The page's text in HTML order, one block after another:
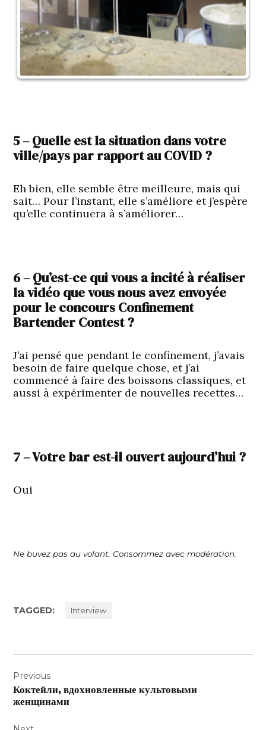
5 – Quelle est la situation dans votre
ville/pays par rapport au COVID ?
Eh bien, elle semble être meilleure, mais qui
sait… Pour l’instant, elle s’améliore et j’espère
qu’elle continuera à s’améliorer…
6 – Qu’est-ce qui vous a incité à réaliser
la vidéo que vous nous avez envoyée
pour le concours Confinement
Bartender Contest ?
J’ai pensé que pendant le confinement, j’avais
besoin de faire quelque chose, et j’ai
commencé à faire des boissons classiques, et
aussi à expérimenter de nouvelles recettes…
7 – Votre bar est-il ouvert aujourd’hui ?
Oui
Ne buvez pas au volant. Consommez avec modération.
TAGGED: Interview
de
l’article
Previous
Коктейли, вдохновленные культовыми
женщинами